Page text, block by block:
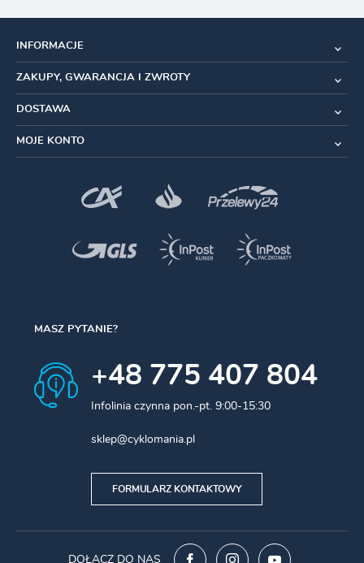
INFORMACJE
ZAKUPY, GWARANCJA I ZWROTY
DOSTAWA
MOJE KONTO
MASZ PYTANIE?
+48 775 407 804
Infolinia czynna pon.-pt. 9:00-15:30
sklep@cyklomania.pl
FORMULARZ KONTAKTOWY
DOŁĄCZ DO NAS